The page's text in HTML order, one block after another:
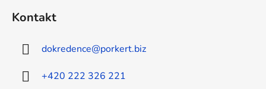
Kontakt
dokredence@porkert.biz
+420 222 326 221